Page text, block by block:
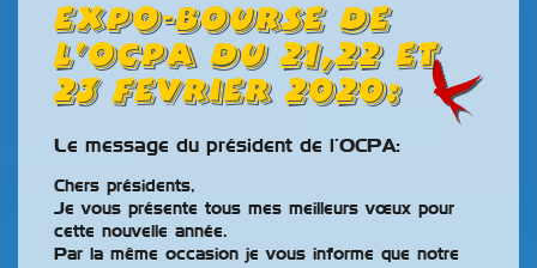
EXPO-BOURSE DE
L’OCPA DU 21,22 ET
23 FEVRIER 2020:
Le message du président de l’OCPA:
Chers présidents,
Je vous présente tous mes meilleurs vœux pour
cette nouvelle année.
Par la même occasion je vous informe que notre